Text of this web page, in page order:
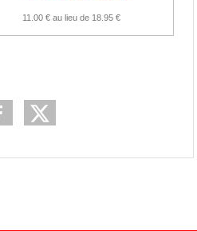
11.00 € au lieu de 18.95 €